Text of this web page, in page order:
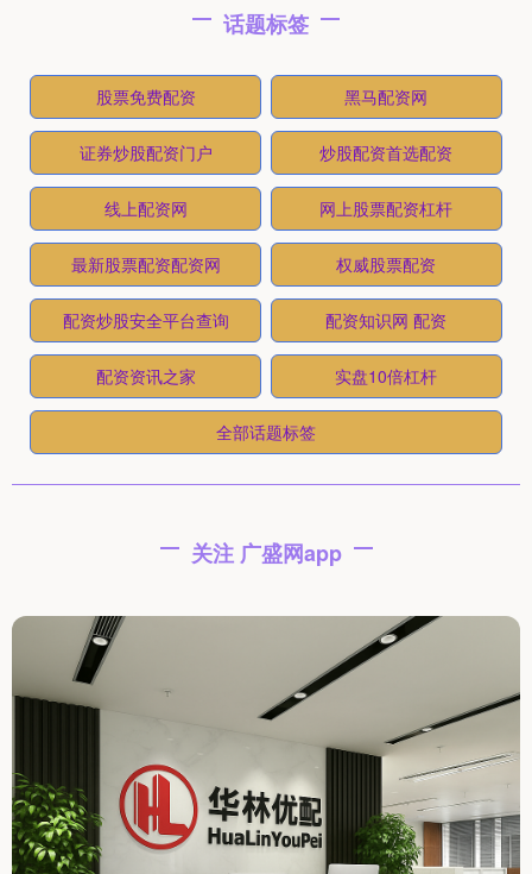
话题标签
股票免费配资 黑马配资网
证券炒股配资门户 炒股配资首选配资
线上配资网 网上股票配资杠杆
最新股票配资配资网 权威股票配资
配资炒股安全平台查询 配资知识网 配资
配资资讯之家 实盘10倍杠杆
全部话题标签
关注 广盛网app